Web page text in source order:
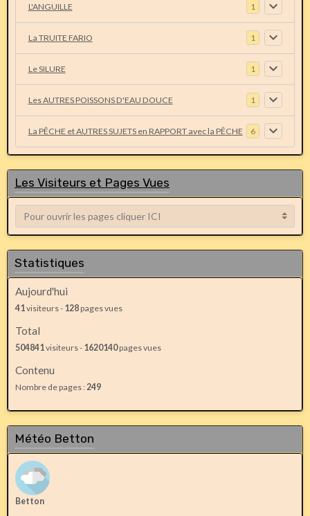
L'ANGUILLE 1
La TRUITE FARIO 1
Le SILURE 1
Les AUTRES POISSONS D'EAU DOUCE 1
La PÊCHE et AUTRES SUJETS en RAPPORT avec la PÊCHE 6
Les Visiteurs et Pages Vues
Statistiques
Aujourd'hui
41visiteurs - 128pages vues
Total
504841visiteurs - 1620140pages vues
Contenu
Nombre de pages :249
Météo Betton
Betton